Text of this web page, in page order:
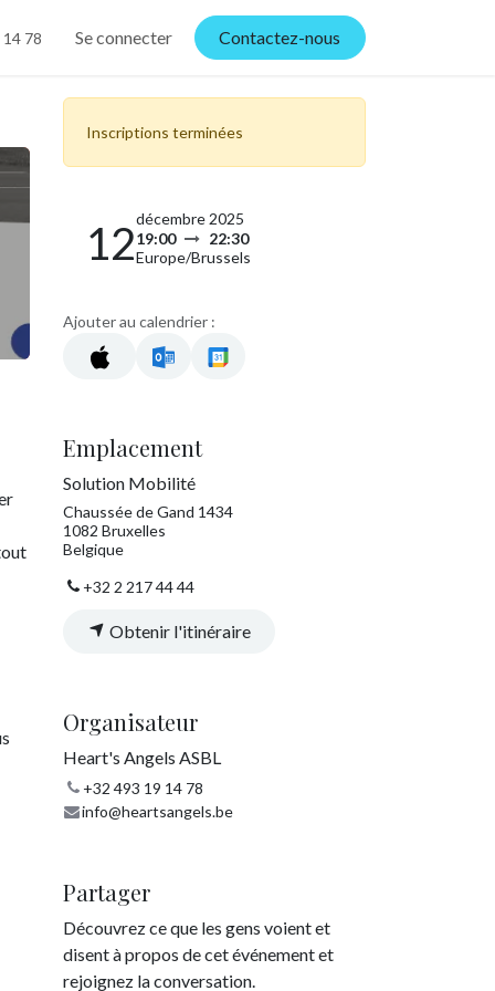
78 Se connecter Contactez-nous
Inscriptions terminées
12décembre 2025
19:00
22:30
Europe/Brussels
Ajouter au calendrier :
Emplacement
Solution Mobilité
Chaussée de Gand 1434
1082 Bruxelles
Belgique
+32 2 217 44 44
Obtenir l'itinéraire
Organisateur
Heart's Angels ASBL
+32 493 19 14 78
info@heartsangels.be
Partager
Découvrez ce que les gens voient et
disent à propos de cet événement et
rejoignez la conversation.